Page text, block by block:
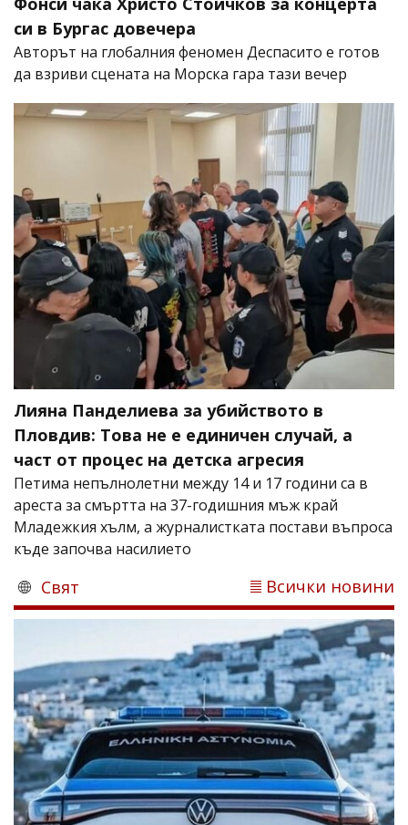
си в Бургас довечера
Авторът на глобалния феномен Деспасито е готов
да взриви сцената на Морска гара тази вечер
Лияна Панделиева за убийството в
Пловдив: Това не е единичен случай, а
част от процес на детска агресия
Петима непълнолетни между 14 и 17 години са в
ареста за смъртта на 37-годишния мъж край
Младежкия хълм, а журналистката постави въпроса
къде започва насилието
Свят Всички новини